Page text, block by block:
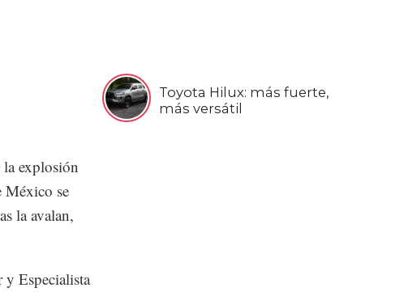
Toyota Hilux: más fuerte,
más versátil
explosión
México se
la avalan,
Especialista